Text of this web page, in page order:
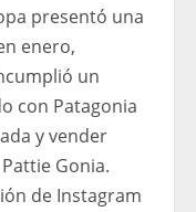
presentó una
enero,
un
con Patagonia
y vender
Gonia.
de Instagram